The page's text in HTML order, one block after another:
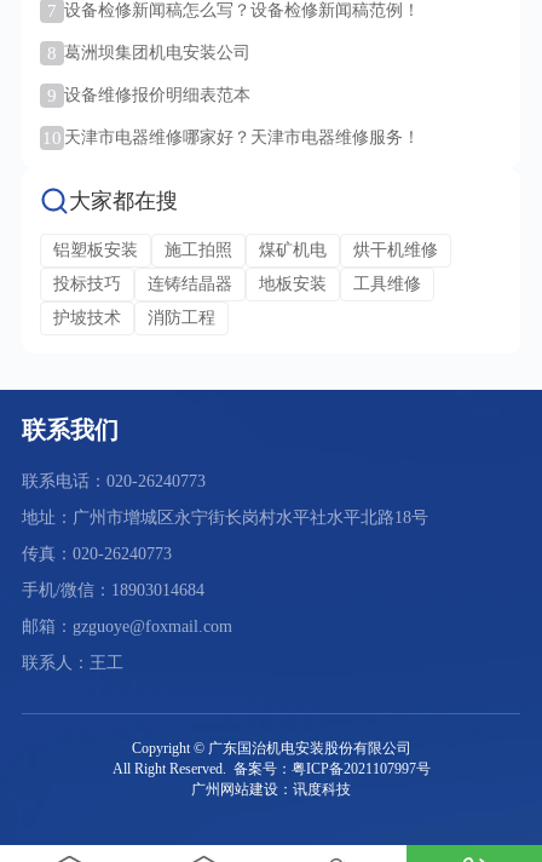
7 设备检修新闻稿怎么写？设备检修新闻稿范例！
8 葛洲坝集团机电安装公司
9 设备维修报价明细表范本
10 天津市电器维修哪家好？天津市电器维修服务！
大家都在搜
铝塑板安装 施工拍照 煤矿机电
烘干机维修
投标技巧
连铸结晶器 地板安装
工具维修
护坡技术
消防工程
联系我们
联系电话：020-26240773
地址：广州市增城区永宁街长岗村水平社水平北路18号
传真：020-26240773
手机/微信：18903014684
邮箱：gzguoye@foxmail.com
联系人：王工
Copyright © 广东国治机电安装股份有限公司
All Right Reserved. 备案号：粤ICP备2021107997号
广州网站建设：讯度科技